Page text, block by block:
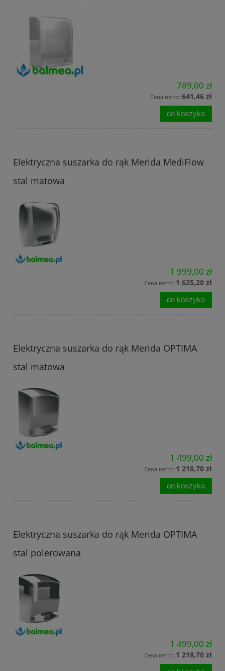
789,00 zł
Cena netto: 641,46 zł
do koszyka
Elektryczna suszarka do rąk Merida MediFlow
stal matowa
1 999,00 zł
Cena netto: 1 625,20 zł
do koszyka
Elektryczna suszarka do rąk Merida OPTIMA
stal matowa
1 499,00 zł
Cena netto: 1 218,70 zł
do koszyka
Elektryczna suszarka do rąk Merida OPTIMA
stal polerowana
1 499,00 zł
Cena netto: 1 218,70 zł